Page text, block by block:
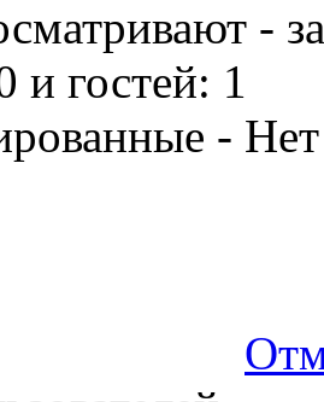
-
и гостей: 1
- Нет